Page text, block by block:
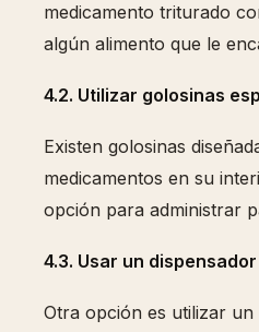
medicamento triturado
algún alimento que le
4.2. Utilizar golosinas
Existen golosinas
medicamentos en su
opción para administrar
4.3. Usar un
Otra opción es utilizar un